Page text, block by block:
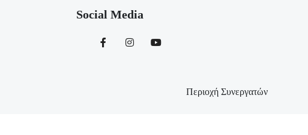
Social Media
Περιοχή Συνεργατών